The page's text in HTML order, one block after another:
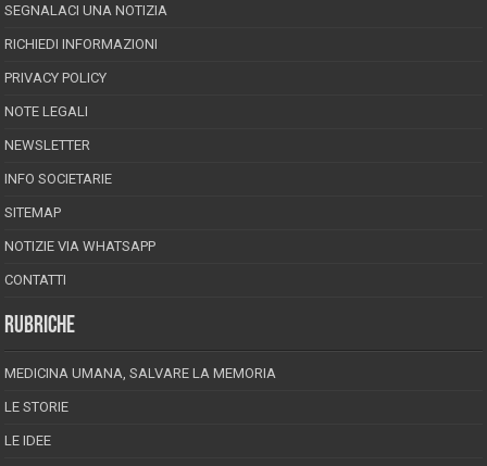
SEGNALACI UNA NOTIZIA
RICHIEDI INFORMAZIONI
PRIVACY POLICY
NOTE LEGALI
NEWSLETTER
INFO SOCIETARIE
SITEMAP
NOTIZIE VIA WHATSAPP
CONTATTI
RUBRICHE
MEDICINA UMANA, SALVARE LA MEMORIA
LE STORIE
LE IDEE